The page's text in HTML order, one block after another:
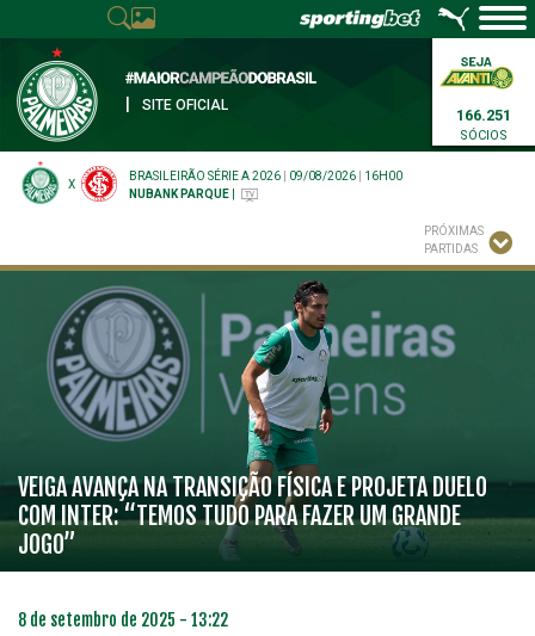
SITE OFICIAL
166.251
SÓCIOS
X
BRASILEIRÃO SÉRIE A 2026 09/08/2026
16H00
NUBANK PARQUE
PRÓXIMAS
PARTIDAS
VEIGA AVANÇA NA TRANSIÇÃO FÍSICA E PROJETA DUELO
COM INTER: “TEMOS TUDO PARA FAZER UM GRANDE
JOGO”
8 de setembro de 2025 - 13:22